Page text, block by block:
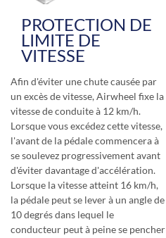
PROTECTION DE
LIMITE DE
VITESSE
Afin d'éviter une chute causée par
un excès de vitesse, Airwheel fixe la
vitesse de conduite à 12 km/h.
Lorsque vous excédez cette vitesse,
l'avant de la pédale commencera à
se soulevez progressivement avant
d'éviter davantage d'accélération.
Lorsque la vitesse atteint 16 km/h,
la pédale peut se lever à un angle de
10 degrés dans lequel le
conducteur peut à peine se pencher